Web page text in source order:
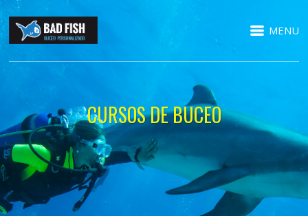
MENU
CURSOS DE BUCEO